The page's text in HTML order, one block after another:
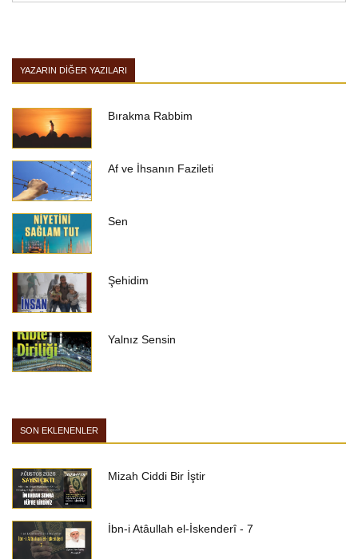
YAZARIN DIĞER YAZILARI
Bırakma Rabbim
Af ve İhsanın Fazileti
Sen
Şehidim
Yalnız Sensin
SON EKLENENLER
Mizah Ciddi Bir İştir
İbn-i Atâullah el-İskenderî - 7